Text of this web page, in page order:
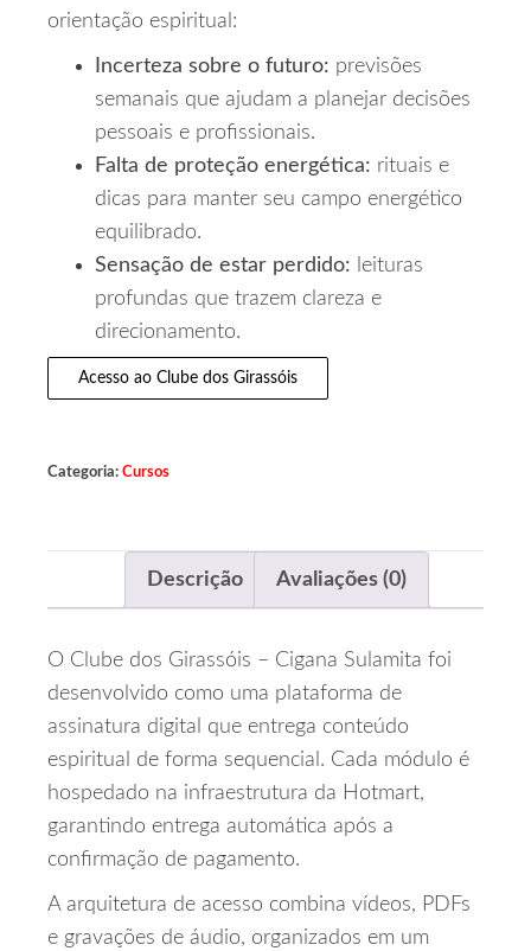
orientação espiritual:
Incerteza sobre o futuro: previsões
semanais que ajudam a planejar decisões
pessoais e profissionais.
Falta de proteção energética: rituais e
dicas para manter seu campo energético
equilibrado.
Sensação de estar perdido: leituras
profundas que trazem clareza e
direcionamento.
Acesso ao Clube dos Girassóis
Categoria: Cursos
Descrição Avaliações (0)
O Clube dos Girassóis – Cigana Sulamita foi
desenvolvido como uma plataforma de
assinatura digital que entrega conteúdo
espiritual de forma sequencial. Cada módulo é
hospedado na infraestrutura da Hotmart,
garantindo entrega automática após a
confirmação de pagamento.
A arquitetura de acesso combina vídeos, PDFs
e gravações de áudio, organizados em um